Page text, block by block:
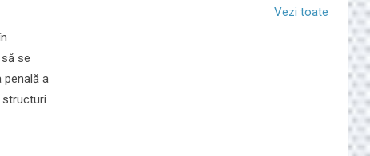
se
penală a
structuri
Vezi toate